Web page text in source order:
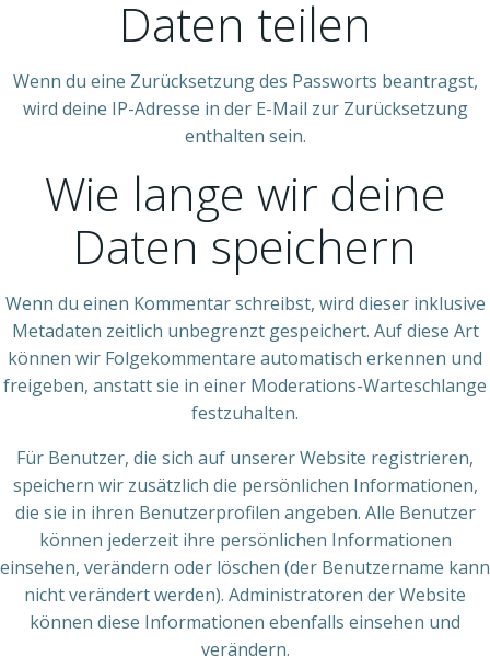
Daten teilen
Wenn du eine Zurücksetzung des Passworts beantragst,
wird deine IP-Adresse in der E-Mail zur Zurücksetzung
enthalten sein.
Wie lange wir deine
Daten speichern
Wenn du einen Kommentar schreibst, wird dieser inklusive
Metadaten zeitlich unbegrenzt gespeichert. Auf diese Art
können wir Folgekommentare automatisch erkennen und
freigeben, anstatt sie in einer Moderations-Warteschlange
festzuhalten.
Für Benutzer, die sich auf unserer Website registrieren,
speichern wir zusätzlich die persönlichen Informationen,
die sie in ihren Benutzerprofilen angeben. Alle Benutzer
können jederzeit ihre persönlichen Informationen
einsehen, verändern oder löschen (der Benutzername kann
nicht verändert werden). Administratoren der Website
können diese Informationen ebenfalls einsehen und
verändern.